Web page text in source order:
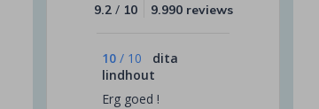
9.2 / 10 9.990 reviews
10 / 10
dita
lindhout
Erg goed !